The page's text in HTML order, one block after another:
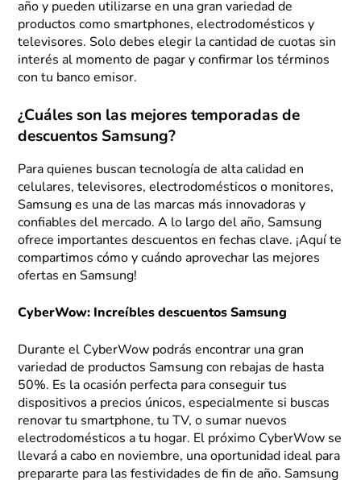
año y pueden utilizarse en una gran variedad de
productos como smartphones, electrodomésticos y
televisores. Solo debes elegir la cantidad de cuotas sin
interés al momento de pagar y confirmar los términos
con tu banco emisor.
¿Cuáles son las mejores temporadas de
descuentos Samsung?
Para quienes buscan tecnología de alta calidad en
celulares, televisores, electrodomésticos o monitores,
Samsung es una de las marcas más innovadoras y
confiables del mercado. A lo largo del año, Samsung
ofrece importantes descuentos en fechas clave. ¡Aquí te
compartimos cómo y cuándo aprovechar las mejores
ofertas en Samsung!
CyberWow: Increíbles descuentos Samsung
Durante el CyberWow podrás encontrar una gran
variedad de productos Samsung con rebajas de hasta
50%. Es la ocasión perfecta para conseguir tus
dispositivos a precios únicos, especialmente si buscas
renovar tu smartphone, tu TV, o sumar nuevos
electrodomésticos a tu hogar. El próximo CyberWow se
llevará a cabo en noviembre, una oportunidad ideal para
prepararte para las festividades de fin de año. Samsung